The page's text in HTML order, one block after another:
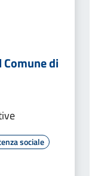
di
sociale